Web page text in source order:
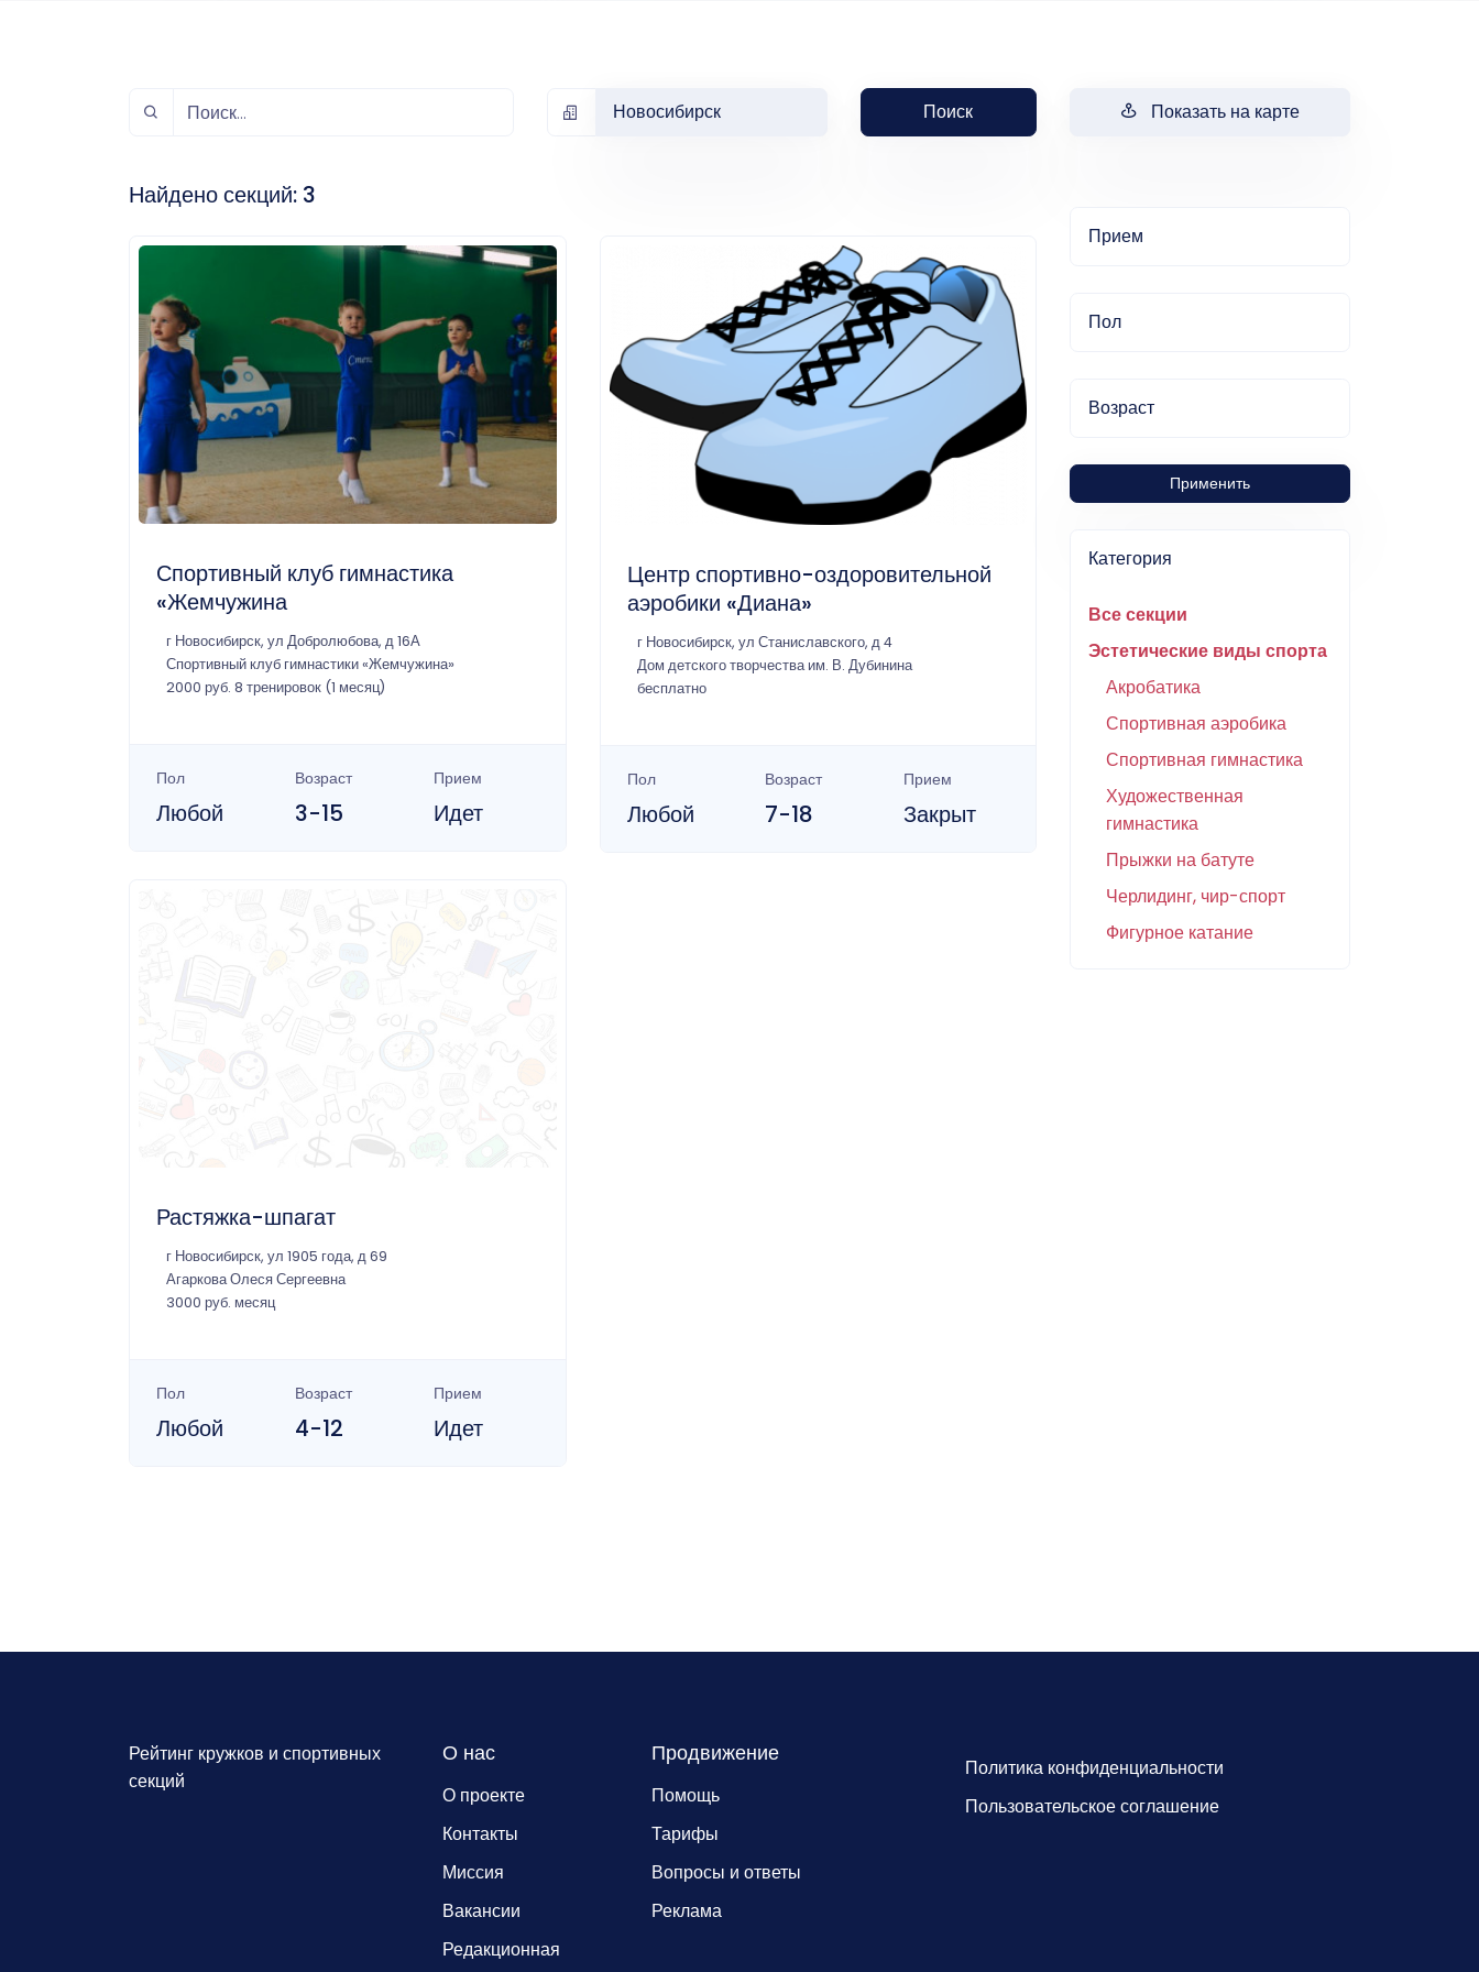
Новосибирск Поиск Показать на карте
Прием
Пол
Возраст
Применить
Категория
Все секции
Эстетические виды спорта
Акробатика
Спортивная аэробика
Спортивная гимнастика
Художественная
гимнастика
Прыжки на батуте
Черлидинг, чир-спорт
Фигурное катание
Найдено секций: 3
Спортивный клуб гимнастика
«Жемчужина
г Новосибирск, ул Добролюбова, д 16А
Спортивный клуб гимнастики «Жемчужина»
2000 руб. 8 тренировок (1 месяц)
Пол
Любой
Возраст
3-15
Прием
Идет
Центр спортивно-оздоровительной
аэробики «Диана»
г Новосибирск, ул Станиславского, д 4
Дом детского творчества им. В. Дубинина
бесплатно
Пол
Любой
Возраст
7-18
Прием
Закрыт
Растяжка-шпагат
г Новосибирск, ул 1905 года, д 69
Агаркова Олеся Сергеевна
3000 руб. месяц
Пол
Любой
Возраст
4-12
Прием
Идет
Рейтинг кружков и спортивных
секций
О нас
О проекте
Контакты
Миссия
Вакансии
Редакционная
Продвижение
Помощь
Тарифы
Вопросы и ответы
Реклама
Политика конфиденциальности
Пользовательское соглашение